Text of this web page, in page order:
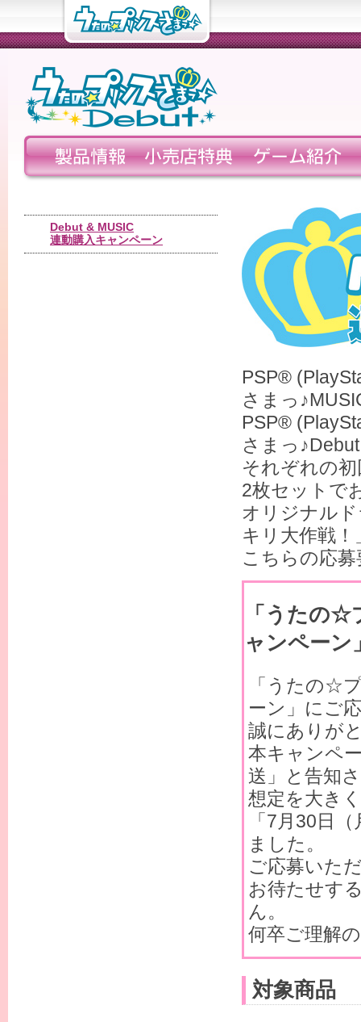
PSP®
さまっ
PSP®
さまっ
それぞれの
2枚セットで
オリジナル
キリ大作戦
こちらの応
「うたの☆
ャンペーン
「うたの☆
ーン」にご
誠にありが
本キャンペ
送」と告知
想定を大き
「7月30日
ました。
ご応募いた
お待たせす
ん。
何卒ご理解
対象商品
Debut & MUSIC
連動購入キャンペーン